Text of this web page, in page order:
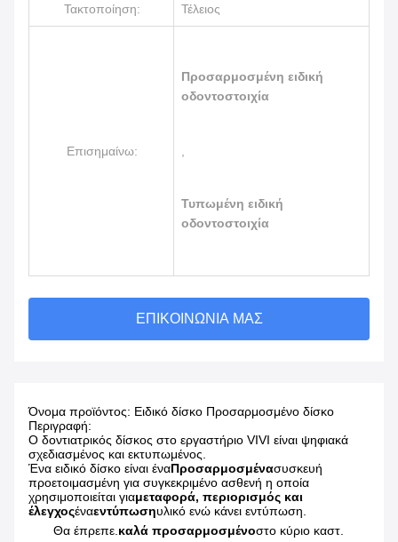
Τακτοποίηση: Τέλειος
Επισημαίνω:
Προσαρμοσμένη ειδική
οδοντοστοιχία
Τυπωμένη ειδική
οδοντοστοιχία
ΕΠΙΚΟΙΝΩΝΊΑ ΜΑΣ
Όνομα προϊόντος: Ειδικό δίσκο Προσαρμοσμένο δίσκο
Περιγραφή:
Ο δοντιατρικός δίσκος στο εργαστήριο VIVI είναι ψηφιακά
σχεδιασμένος και εκτυπωμένος.
Ένα ειδικό δίσκο είναι έναΠροσαρμοσμένασυσκευή
προετοιμασμένη για συγκεκριμένο ασθενή η οποία
χρησιμοποιείται γιαμεταφορά, περιορισμός και
έλεγχοςέναεντύπωσηυλικό ενώ κάνει εντύπωση.
Θα έπρεπε. καλά προσαρμοσμένοστο κύριο καστ.